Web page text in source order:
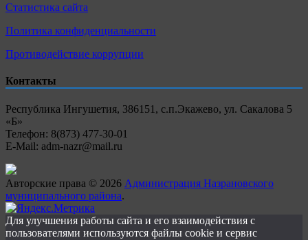
Статистика сайта
Политика конфиденциальности
Противодействие коррупции
Контакты
Республика Ингушетия, 386151, с.п.Экажево, ул. Сакалова 5
«Б»
Телефон: 8(873) 477-30-01
E-Mail: adm-nazr@mail.ru
Авторские права © 2026 Администрация Назрановского
муниципального района.
Для улучшения работы сайта и его взаимодействия с
пользователями используются файлы cookie и сервис